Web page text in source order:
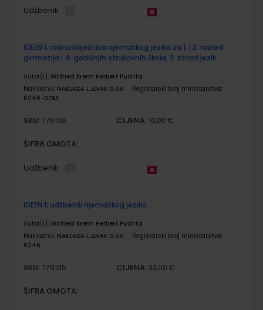
Udžbenik
IDEEN 1; radna bilježnica njemačkog jezika za 1. i 2. razred
gimnazija i 4-godišnjih strukovnih škola, 2. strani jezik
Autor(i): Wilfried Krenn Herbert Puchta
Nakladnik: NAKLADA LJEVAK d.o.o.
Registarski broj ministarstva:
6246-DOM
SKU: 779106 CIJENA: 16,00 €
ŠIFRA OMOTA:
Udžbenik
IDEEN 1; udžbenik njemačkog jezika
Autor(i): Wilfried Krenn Herbert Puchta
Nakladnik: NAKLADA LJEVAK d.o.o.
Registarski broj ministarstva:
6246
SKU: 779105 CIJENA: 23,00 €
ŠIFRA OMOTA: